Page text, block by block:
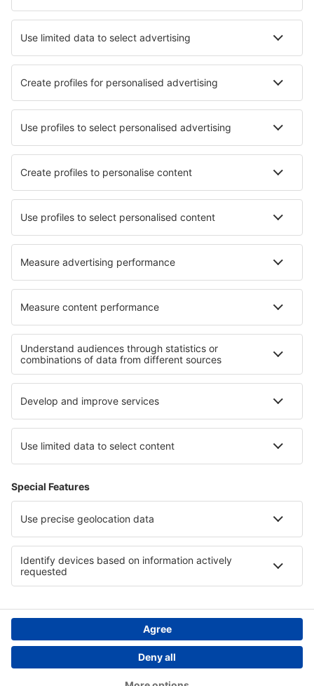
Cele mai căutate cazări de către utilizatorii eSky
Cazare în Nigeria - Orașe populare
Cazare Ogombo Cazare în Lagos
Cazare în Ibadan Cazare în Obudu Cazare în Asaba
Cazare Moniya Cazare în Gombe Cazare în Epe
Cele mai bune locuri de cazare - orașe
Cazare în Independence Cazare în Saint-Trinit
Cazare în Kizilagac Cazare în Travers
Cazare în Gerstenberg Cazare în Portbury
Cazare în Rorschach Cazare în Wettringen
Cele mai bune locuri de cazare - regiuni
Cazare în Nigeria Cazare in Orava
Cazare in Ohio Cazare in Blyde River Canyon Nature Reserve